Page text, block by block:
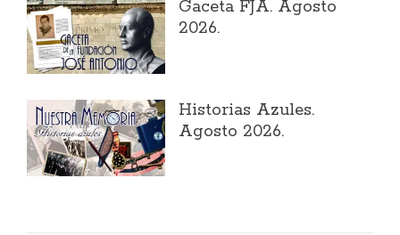
Gaceta FJA. Agosto
2026.
Historias Azules.
Agosto 2026.